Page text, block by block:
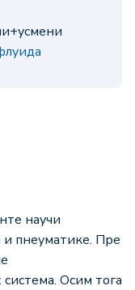
научи
пнеуматике. Пре
Осим тога